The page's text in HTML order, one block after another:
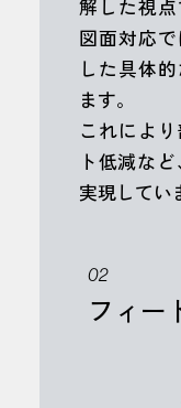
解した視
図面対応
した具体
ます。
これによ
ト低減な
実現してい
02
フィー